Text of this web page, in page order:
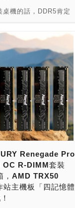
，提升到最大容量，終
--------------
或專業用戶要打造AI
AI（生成式人工智
的Training（訓練）與
，超高速大容量記憶體
Generative AI（生成
（訓練）與
須藉助Intel與AMD的
的幫忙，需要強大的處
夠的PCIe 5.0 x16通道
的顯示卡、加速卡來
會需要Intel W790平台
90平台，藉由強大的
OC R-DIMM四記憶
DIMM八記憶體通道
2TB大容量記憶體的
機的話，DDR5肯定
等的速度，又要有大容
且要有美型外觀，擁
超頻支援，主機板
代理商，終身的有限保
體大廠海盜船的
RGB（復仇者炫
5200～8200速度版
、64GB、96GB、
會是玩家不錯的選擇。
力如何？是不是如其名
來，就讓我們來揭開它
Corsiar）創立於1994
年頭，邁向第29年。海
一直都有崇高的地
不錯，在歐美市場有不
，是由記憶體模組起
Renegade Pro
R-DIMM套裝
，AMD TRX50
主機板「四記憶體